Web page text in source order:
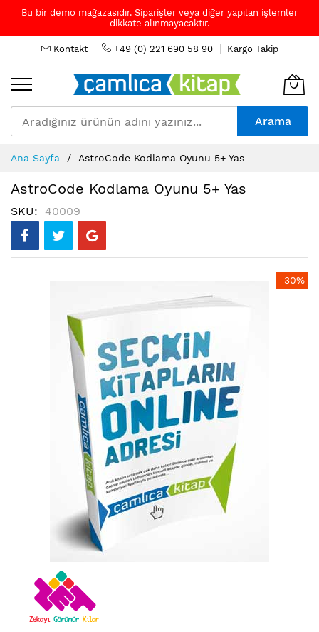
Bu bir demo mağazasıdır. Siparişler veya diğer yapılan işlemler
dikkate alınmayacaktır.
Kontakt +49 (0) 221 690 58 90 Kargo Takip
Arama
to
Content
Ana Sayfa AstroCode Kodlama Oyunu 5+ Yas
AstroCode Kodlama Oyunu 5+ Yas
SKU 40009
Resim
galerisinin
başına
atla
-30%